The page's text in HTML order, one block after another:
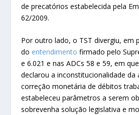
de precatórios estabelecida pela
62/2009.
Por outro lado, o TST divergiu, em
do entendimento firmado pelo
e 6.021 e nas ADCs 58 e 59, em
declarou a inconstitucionalidade da
correção monetária de débitos
estabeleceu parâmetros a serem
sobrevenha solução legislativa e